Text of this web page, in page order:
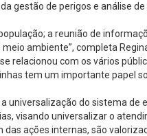
gestão de perigos e análise
a reunião de
ambiente”, completa
relacionou com os vários
tem um importante papel
universalização do sistema de
visando universalizar o
ações internas, são